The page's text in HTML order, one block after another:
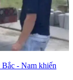
- Nam khiến